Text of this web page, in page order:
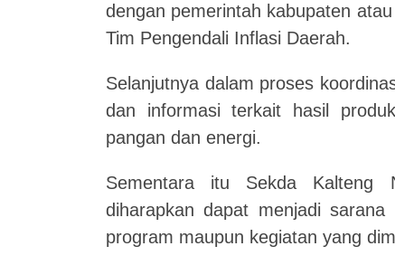
dengan pemerintah kabupaten
Tim Pengendali Inflasi Daerah.
Selanjutnya dalam proses
dan informasi terkait hasil
pangan dan energi.
Sementara itu Sekda Kalteng
diharapkan dapat menjadi
program maupun kegiatan yang